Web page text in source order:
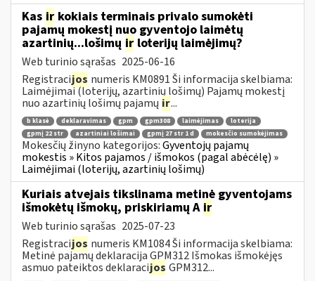
Kas ir kokiais terminais privalo sumokėti
pajamų mokestį nuo gyventojo laimėtų
azartinių...lošimų ir loterijų laimėjimų?
Web turinio sąrašas 2025-06-16
Registracijos numeris KM0891 Ši informacija skelbiama:
Laimėjimai (loterijų, azartinių lošimų) Pajamų mokestį
nuo azartinių lošimų pajamų ir...
b klasė deklaravimas gpm gpm308 laimėjimas
loterija
gpmį 22 str
azartiniai lošimai gpmį 27 str 1 d mokesčio sumokėjimas
Mokesčių žinyno kategorijos:Gyventojų pajamų
mokestis » Kitos pajamos / išmokos (pagal abėcėlę) »
Laimėjimai (loterijų, azartinių lošimų)
Kuriais atvejais tikslinama metinė gyventojams
išmokėtų išmokų, priskiriamų A ir
Web turinio sąrašas 2025-07-23
Registracijos numeris KM1084 Ši informacija skelbiama:
Metinė pajamų deklaracija GPM312 Išmokas išmokėjęs
asmuo pateiktos deklaracijos GPM312...